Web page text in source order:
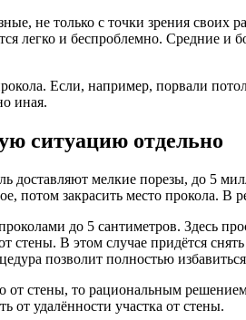
не только с точки зрения своих
легко и беспроблемно. Средние и
Если, например, порвали
иная.
ситуацию отдельно
мелкие порезы, до 5
потом закрасить место прокола. В
до 5 сантиметров. Здесь
стены. В этом случае придётся
позволит полностью
от стены, то рациональным
от удалённости участка от стены.